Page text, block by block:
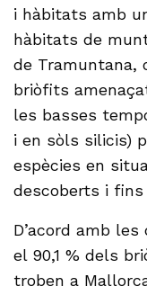
i hàbitats amb
hàbitats de
de Tramuntana,
briòfits
les basses
i en sòls silicis)
espècies en
descoberts i
D’acord amb
el 90,1 % dels
troben a